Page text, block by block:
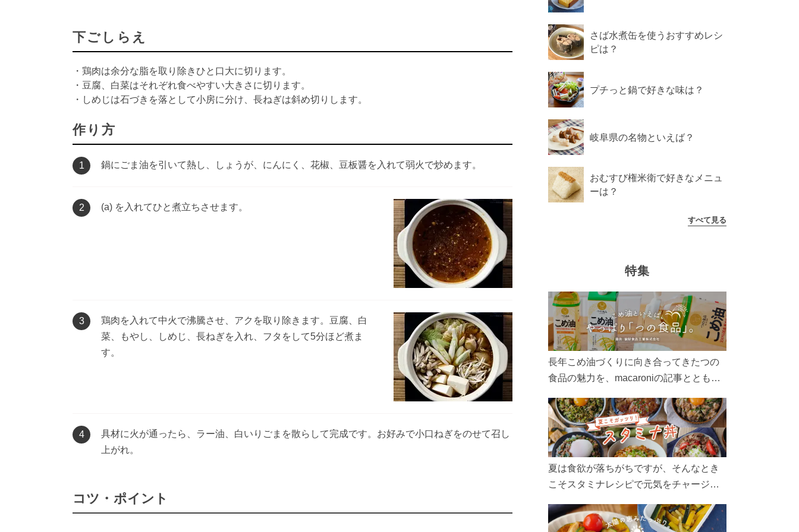
下ごしらえ
・鶏肉は余分な脂を取り除きひと口大に切ります。
・豆腐、白菜はそれぞれ食べやすい大きさに切ります。
・しめじは石づきを落として小房に分け、長ねぎは斜め切りします。
作り方
1 鍋にごま油を引いて熱し、しょうが、にんにく、花椒、豆板醤を入れて弱火で炒めます。
2 (a) を入れてひと煮立ちさせます。
3
鶏肉を入れて中火で沸騰させ、アクを取り除きます。豆腐、白
菜、もやし、しめじ、長ねぎを入れ、フタをして5分ほど煮ま
す。
4
具材に火が通ったら、ラー油、白いりごまを散らして完成です。お好みで小口ねぎをのせて召し
上がれ。
コツ・ポイント
さば水煮缶を使うおすすめレシ
ピは？
プチっと鍋で好きな味は？
岐阜県の名物といえば？
おむすび権米衛で好きなメニュ
ーは？
すべて見る
特集
長年こめ油づくりに向き合ってきたつの
食品の魅力を、macaroniの記事とともに
ん、製造現場や品質へのこだわりまで。
こめ油をもっと好きになるコンテンツを
ぜひお楽しみください。
夏は食欲が落ちがちですが、そんなとき
こそスタミナレシピで元気をチャージ！
リ食べて、夏バテを吹き飛ばしましょ